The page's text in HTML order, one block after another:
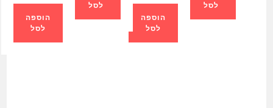
לסל
הוספה
לסל
לסל
הוספה
לסל